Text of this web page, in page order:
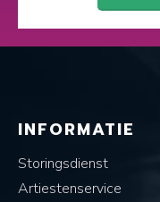
INFORMATIE
Storingsdienst
Artiestenservice